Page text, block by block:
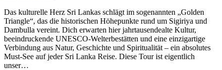
Das kulturelle Herz Sri Lankas schlägt im sogenannten „Golden
Triangle“, das die historischen Höhepunkte rund um Sigiriya und
Dambulla vereint. Dich erwarten hier jahrtausendealte Kultur,
beeindruckende UNESCO-Welterbestätten und eine einzigartige
Verbindung aus Natur, Geschichte und Spiritualität – ein absolutes
Must-See auf jeder Sri Lanka Reise. Diese Tour ist eigentlich
unser…